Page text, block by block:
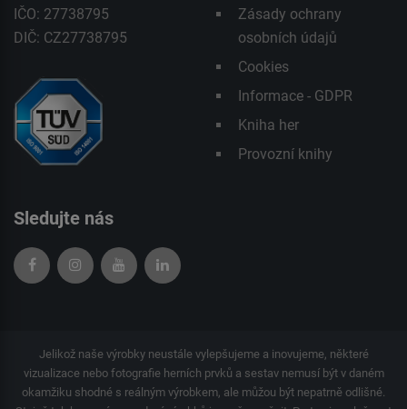
IČO: 27738795
DIČ: CZ27738795
Zásady ochrany
osobních údajů
Cookies
Informace - GDPR
Kniha her
Provozní knihy
Sledujte nás
Jelikož naše výrobky neustále vylepšujeme a inovujeme, některé
vizualizace nebo fotografie herních prvků a sestav nemusí být v daném
okamžiku shodné s reálným výrobkem, ale můžou být nepatrně odlišné.